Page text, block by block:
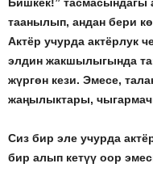
таанылып, андан бери
Актёр учурда актёрлук
элдин жакшылыгында
жүргөн кези. Эмесе,
жаңылыктары,
Сиз бир эле учурда
бир алып кетүү оор